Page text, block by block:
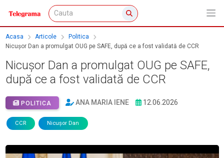
Acasa Articole
Politica
Nicușor Dan a promulgat OUG pe SAFE, după ce a fost validată de CCR
Nicușor Dan a promulgat OUG pe SAFE,
după ce a fost validată de CCR
POLITICA ANA MARIA IENE 12.06.2026
CCR Nicușor Dan